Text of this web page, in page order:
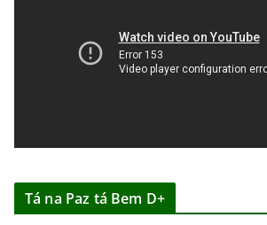
Tá na Paz tá Bem D+